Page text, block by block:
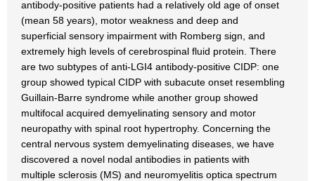
antibody-positive patients had a relatively old age of onset
(mean 58 years), motor weakness and deep and
superficial sensory impairment with Romberg sign, and
extremely high levels of cerebrospinal fluid protein. There
are two subtypes of anti-LGI4 antibody-positive CIDP: one
group showed typical CIDP with subacute onset resembling
Guillain-Barre syndrome while another group showed
multifocal acquired demyelinating sensory and motor
neuropathy with spinal root hypertrophy. Concerning the
central nervous system demyelinating diseases, we have
discovered a novel nodal antibodies in patients with
multiple sclerosis (MS) and neuromyelitis optica spectrum